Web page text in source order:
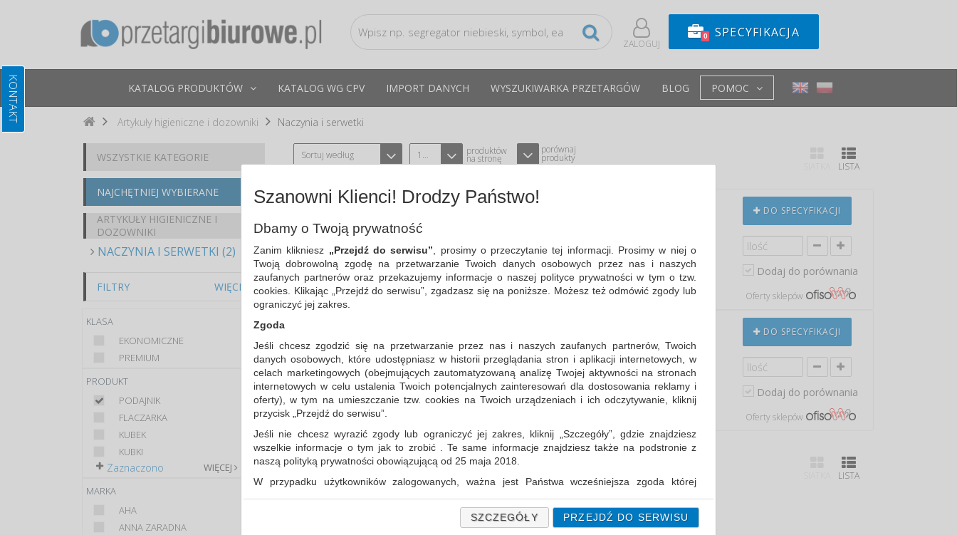
ZALOGUJ
0 SPECYFIKACJA
KATALOG PRODUKTÓW KATALOG WG CPV IMPORT DANYCH WYSZUKIWARKA PRZETARGÓW BLOG POMOC
Artykuły higieniczne i dozowniki Naczynia i serwetki
WSZYSTKIE KATEGORIE
NAJCHĘTNIEJ WYBIERANE
ARTYKUŁY HIGIENICZNE I
DOZOWNIKI
NACZYNIA I SERWETKI (2)
FILTRY WIĘCEJ
KLASA
EKONOMICZNE
PREMIUM
PRODUKT
PODAJNIK
FLACZARKA
KUBEK
KUBKI
WIĘCEJ
Zaznaczono
MARKA
AHA
ANNA ZARADNA
Sortuj według 12 produktów
na stronę
porównaj
produkty
LISTA
PODAJNIK DO SERWETEK , ABS, 148X194X140MM,
podajnik do serwetek VLP-5600046…
Cena średnia 83,53 PLNbrutto, max: 84,56 PLN, min: 82,50 PLN
DO SPECYFIKACJI
Dodaj do porównania
Oferty sklepów
CZARNY
TYPU VELVET VLP-5600051 CPV:39514400-2
podajnik do serwetek VLP-5600046…
Cena średnia83,53 PLNbrutto, max: 84,56 PLN, min: 82,50 PLN
DO SPECYFIKACJI
Dodaj do porównania
Oferty sklepów
Sortuj według 12 produktów
na stronę
LISTA
Szanowni Klienci! Drodzy Państwo!
Dbamy o Twoją prywatność
Zanim klikniesz „Przejdź do serwisu” , prosimy o przeczytanie tej informacji. Prosimy w niej o
Twoją dobrowolną zgodę na przetwarzanie Twoich danych osobowych przez nas i naszych
zaufanych partnerów oraz przekazujemy informacje o naszej polityce prywatności w tym o tzw.
cookies. Klikając „Przejdź do serwisu”, zgadzasz się na poniższe. Możesz też odmówić zgody lub
ograniczyć jej zakres.
Zgoda
Jeśli chcesz zgodzić się na przetwarzanie przez nas i naszych zaufanych partnerów, Twoich
danych osobowych, które udostępniasz w historii przeglądania stron i aplikacji internetowych, w
celach marketingowych (obejmujących zautomatyzowaną analizę Twojej aktywności na stronach
internetowych w celu ustalenia Twoich potencjalnych zainteresowań dla dostosowania reklamy i
oferty), w tym na umieszczanie tzw. cookies na Twoich urządzeniach i ich odczytywanie, kliknij
przycisk „Przejdź do serwisu”.
Jeśli nie chcesz wyrazić zgody lub ograniczyć jej zakres, kliknij „Szczegóły”, gdzie znajdziesz
wszelkie informacje o tym jak to zrobić . Te same informacje znajdziesz także na podstronie z
naszą polityką prywatności obowiązującą od 25 maja 2018.
W przypadku użytkowników zalogowanych, ważna jest Państwa wcześniejsza zgoda której
SZCZEGÓŁY PRZEJDŹ DO SERWISU